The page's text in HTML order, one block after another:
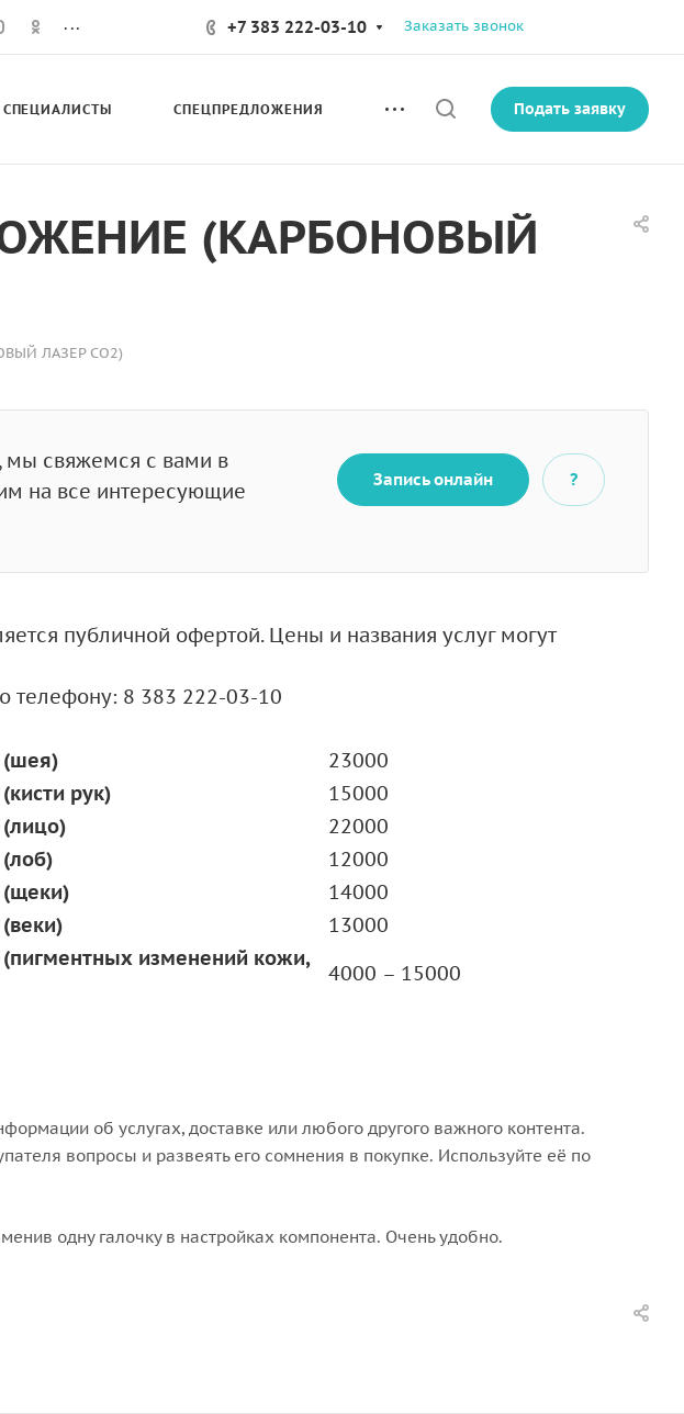
... +7 383 222-03-10 Заказать звонок
СПЕЦИАЛИСТЫ СПЕЦПРЕДЛОЖЕНИЯ Подать заявку
(КАРБОНОВЫЙ
ЛАЗЕР CO2)
мы свяжемся с вами в
на все интересующие
Запись онлайн ?
публичной офертой. Цены и названия услуг могут
телефону: 8 383 222-03-10
(шея)
23000
рук)
15000
22000
12000
14000
13000
изменений кожи,
4000 – 15000
об услугах, доставке или любого другого важного контента.
вопросы и развеять его сомнения в покупке. Используйте её по
одну галочку в настройках компонента. Очень удобно.